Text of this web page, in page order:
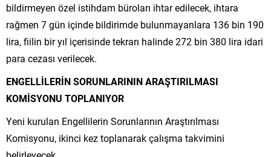
bildirmeyen özel istihdam büroları ihtar edilecek, ihtara
rağmen 7 gün içinde bildirimde bulunmayanlara 136 bin 190
lira, fiilin bir yıl içerisinde tekrarı halinde 272 bin 380 lira idari
para cezası verilecek.
ENGELLİLERİN SORUNLARININ ARAŞTIRILMASI
KOMİSYONU TOPLANIYOR
Yeni kurulan Engellilerin Sorunlarının Araştırılması
Komisyonu, ikinci kez toplanarak çalışma takvimini